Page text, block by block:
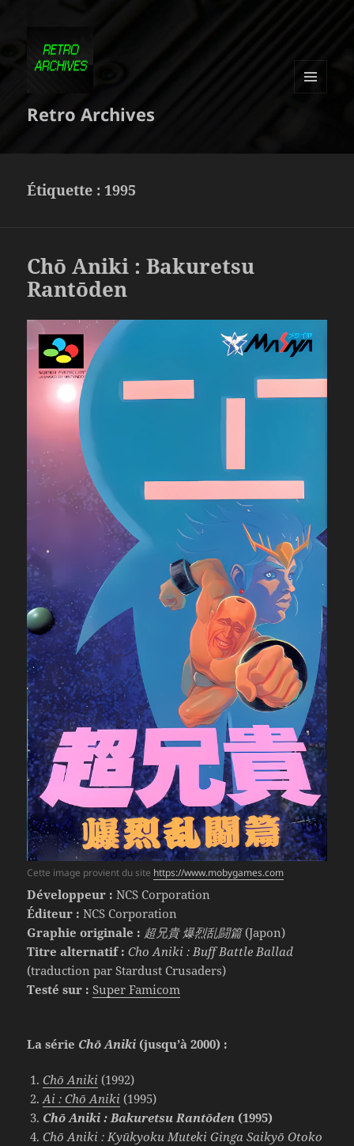
Retro Archives
Étiquette : 1995
Chō Aniki : Bakuretsu
Rantōden
Cette image provient du site https://www.mobygames.com
Développeur : NCS Corporation
Éditeur : NCS Corporation
Graphie originale : 超兄貴 爆烈乱闘篇(Japon)
Titre alternatif : Cho Aniki : Buff Battle Ballad
(traduction par Stardust Crusaders)
Testé sur : Super Famicom
La série Chō Aniki (jusqu’à 2000) :
Chō Aniki (1992)
Ai : Chō Aniki (1995)
Chō Aniki : Bakuretsu Rantōden (1995)
Chō Aniki : Kyūkyoku Muteki Ginga Saikyō Otoko